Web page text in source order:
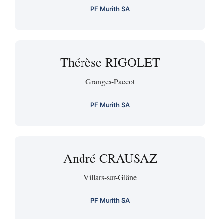
PF Murith SA
Thérèse RIGOLET
Granges-Paccot
PF Murith SA
André CRAUSAZ
Villars-sur-Glâne
PF Murith SA